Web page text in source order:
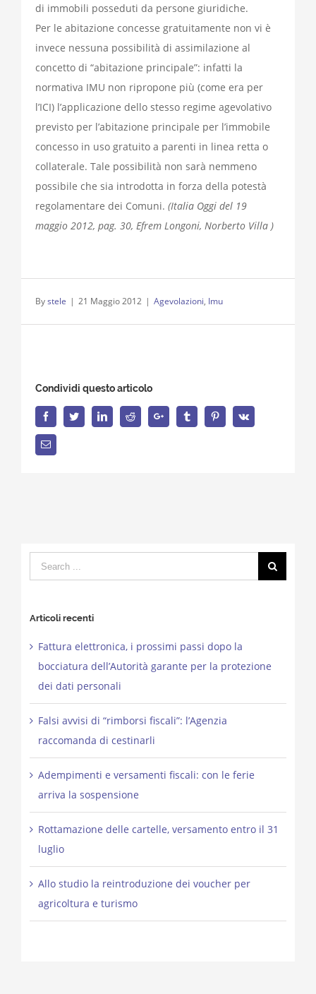
di immobili posseduti da persone giuridiche.
Per le abitazione concesse gratuitamente non vi è
invece nessuna possibilità di assimilazione al
concetto di “abitazione principale”: infatti la
normativa IMU non ripropone più (come era per
l’ICI) l’applicazione dello stesso regime agevolativo
previsto per l’abitazione principale per l’immobile
concesso in uso gratuito a parenti in linea retta o
collaterale. Tale possibilità non sarà nemmeno
possibile che sia introdotta in forza della potestà
regolamentare dei Comuni. (Italia Oggi del 19
maggio 2012, pag. 30, Efrem Longoni, Norberto Villa )
Bystele | 21 Maggio 2012 | Agevolazioni, Imu
Condividi questo articolo
FacebookTwitterLinkedInReddit Google+ Tumblr PinterestVk
Email
Search
for:
Articoli recenti
Fattura elettronica, i prossimi passi dopo la
bocciatura dell’Autorità garante per la protezione
dei dati personali
Falsi avvisi di “rimborsi fiscali”: l’Agenzia
raccomanda di cestinarli
Adempimenti e versamenti fiscali: con le ferie
arriva la sospensione
Rottamazione delle cartelle, versamento entro il 31
luglio
Allo studio la reintroduzione dei voucher per
agricoltura e turismo